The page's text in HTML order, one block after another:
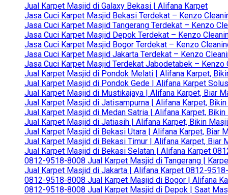
Jual Karpet Masjid di Galaxy Bekasi | Alifana Karpet
Jasa Cuci Karpet Masjid Bekasi Terdekat – Kenzo
Jasa Cuci Karpet Masjid Tangerang Terdekat – Kenzo
Jasa Cuci Karpet Masjid Depok Terdekat – Kenzo
Jasa Cuci Karpet Masjid Bogor Terdekat – Kenzo
Jasa Cuci Karpet Masjid Jakarta Terdekat – Kenzo
Jasa Cuci Karpet Masjid Terdekat Jabodetabek –
Jual Karpet Masjid di Pondok Melati | Alifana Karpet,
Jual Karpet Masjid di Pondok Gede | Alifana Karpet
Jual Karpet Masjid di Mustikajaya | Alifana Karpet, Biar
Jual Karpet Masjid di Jatisampurna | Alifana Karpet,
Jual Karpet Masjid di Medan Satria | Alifana Karpet,
Jual Karpet Masjid di Jatiasih | Alifana Karpet, Bikin
Jual Karpet Masjid di Bekasi Utara | Alifana Karpet, Biar
Jual Karpet Masjid di Bekasi Timur | Alifana Karpet, Biar
Jual Karpet Masjid di Bekasi Selatan | Alifana Karpet
0812-9518-8008 Jual Karpet Masjid di Tangerang |
Jual Karpet Masjid di Jakarta | Alifana Karpet 0812-
0812-9518-8008 Jual Karpet Masjid di Bogor | Alifana
0812-9518-8008 Jual Karpet Masjid di Depok | Saat